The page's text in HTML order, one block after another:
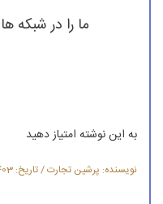
ما را در شبکه
به این نوشته امتیاز دهید
نویسنده: پرشین تجارت / تاریخ: 1403-6-24